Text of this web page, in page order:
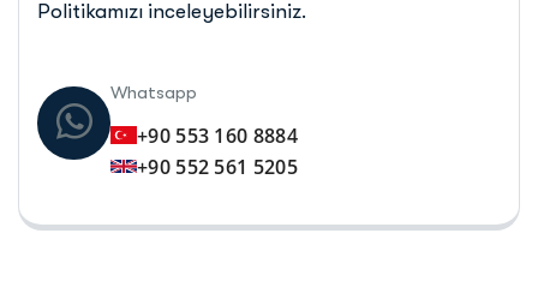
Politikamızı inceleyebilirsiniz.
Whatsapp
+90 553 160 8884
+90 552 561 5205